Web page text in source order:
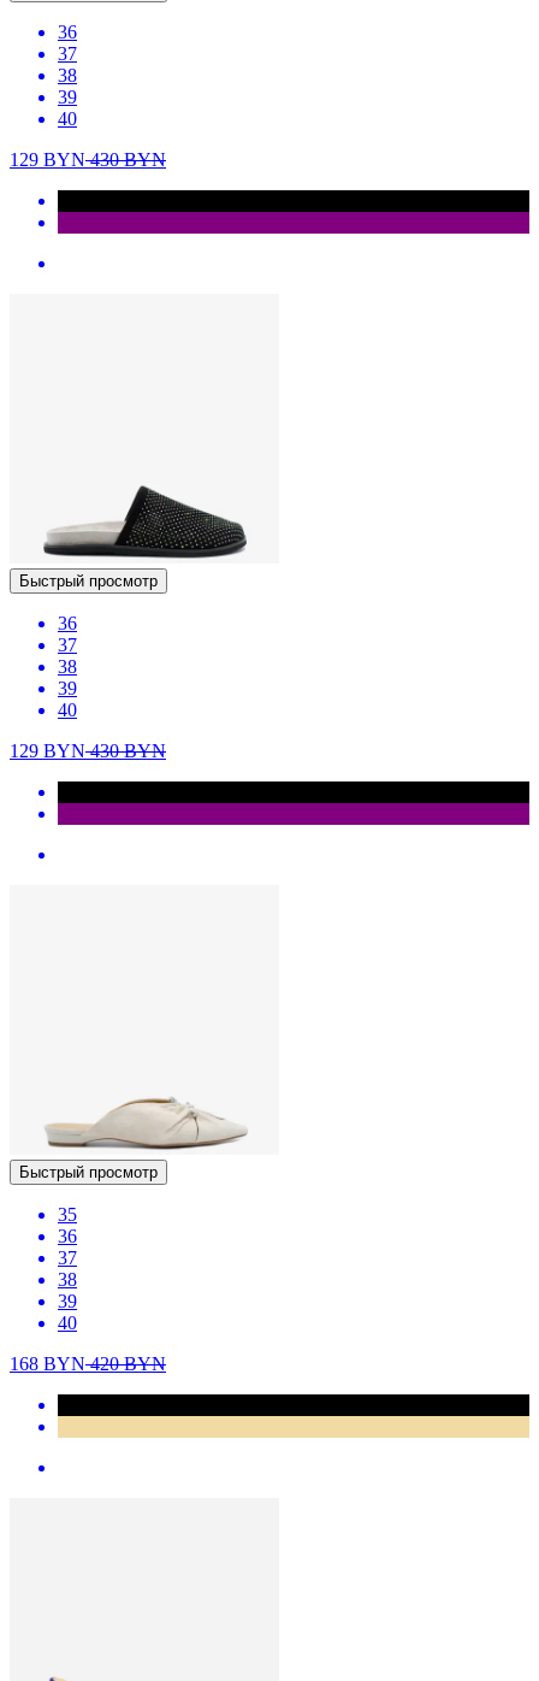
36
37
38
39
40
129 BYN430BYN
Быстрый просмотр
36
37
38
39
40
129 BYN430BYN
Быстрый просмотр
35
36
37
38
39
40
168 BYN420BYN